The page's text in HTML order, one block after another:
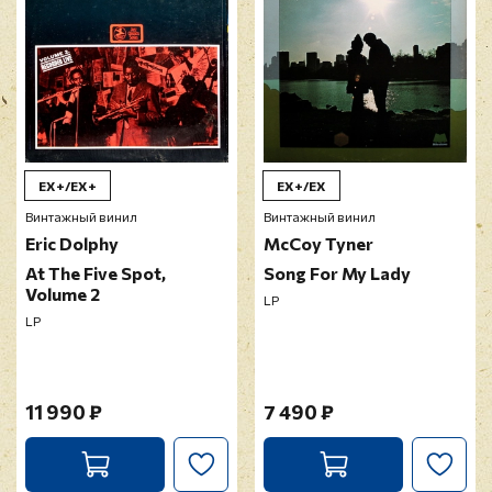
EX+/EX+
Винтажный винил
Eric Dolphy
At The Five Spot,
Volume 2
LP
11 990 ₽
EX+/EX
Винтажный винил
McCoy Tyner
Song For My Lady
LP
7 490 ₽